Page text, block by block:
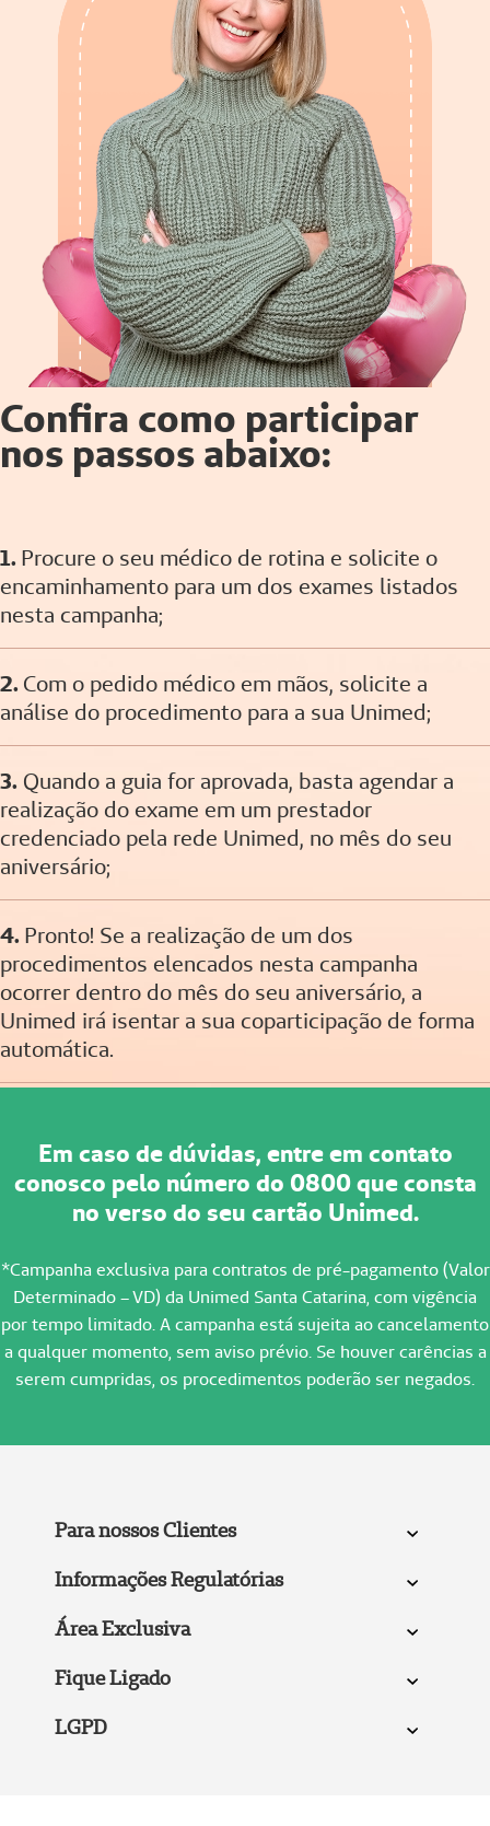
Confira como participar
nos passos abaixo:
1. Procure o seu médico de rotina e solicite o
encaminhamento para um dos exames listados
nesta campanha;
2. Com o pedido médico em mãos, solicite a
análise do procedimento para a sua Unimed;
3. Quando a guia for aprovada, basta agendar a
realização do exame em um prestador
credenciado pela rede Unimed, no mês do seu
aniversário;
4. Pronto! Se a realização de um dos
procedimentos elencados nesta campanha
ocorrer dentro do mês do seu aniversário, a
Unimed irá isentar a sua coparticipação de forma
automática.
Em caso de dúvidas, entre em contato
conosco pelo número do 0800 que consta
no verso do seu cartão Unimed.
*Campanha exclusiva para contratos de pré-pagamento (Valor
Determinado – VD) da Unimed Santa Catarina, com vigência
por tempo limitado. A campanha está sujeita ao cancelamento
a qualquer momento, sem aviso prévio. Se houver carências a
serem cumpridas, os procedimentos poderão ser negados.
Para nossos Clientes
Informações Regulatórias
Área Exclusiva
Fique Ligado
LGPD